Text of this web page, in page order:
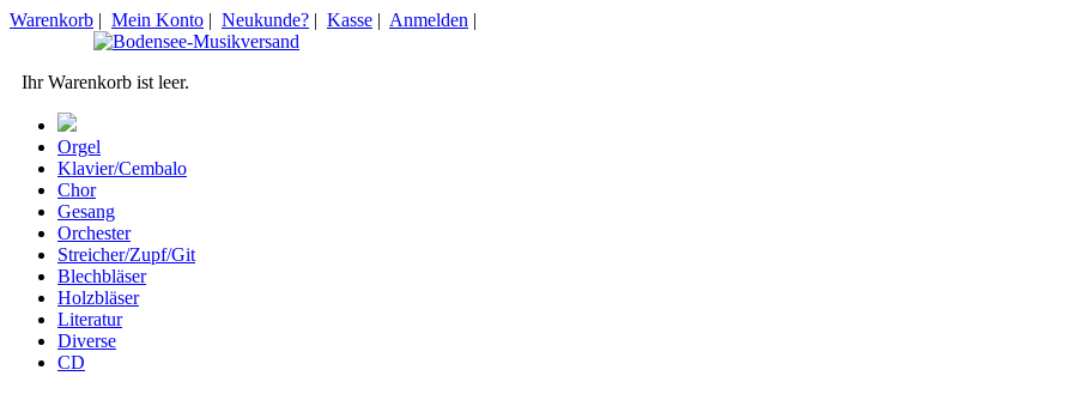
Warenkorb | Mein Konto | Neukunde? | Kasse | Anmelden |
Ihr Warenkorb ist leer.
Orgel
Klavier/Cembalo
Chor
Gesang
Orchester
Streicher/Zupf/Git
Blechbläser
Holzbläser
Literatur
Diverse
CD